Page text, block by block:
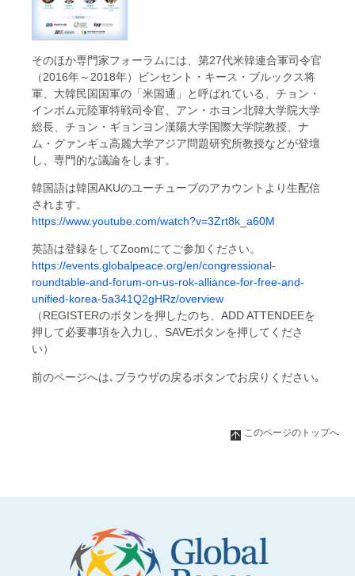
そのほか専門家フォーラムには、第27代米韓連合軍司令官
（2016年～2018年）ビンセント・キース・ブルックス将
軍、大韓民国国軍の「米国通」と呼ばれている、チョン・
インボム元陸軍特戦司令官、アン・ホヨン北韓大学院大学
総長、チョン・ギョンヨン漢陽大学国際大学院教授、ナ
ム・グァンギュ高麗大学アジア問題研究所教授などが登壇
し、専門的な議論をします。
韓国語は韓国AKUのユーチューブのアカウントより生配信
されます。
https://www.youtube.com/watch?v=3Zrt8k_a60M
英語は登録をしてZoomにてご参加ください。
https://events.globalpeace.org/en/congressional-
roundtable-and-forum-on-us-rok-alliance-for-free-and-
unified-korea-5a341Q2gHRz/overview
（REGISTERのボタンを押したのち、ADD ATTENDEEを
押して必要事項を入力し、SAVEボタンを押してくださ
い）
前のページへは､ブラウザの戻るボタンでお戻りください｡
このページのトップへ